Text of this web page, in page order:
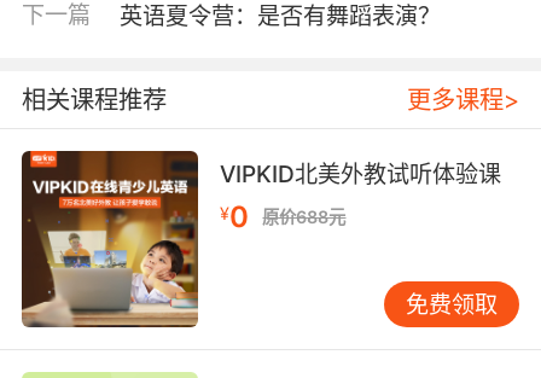
于学生英语综合应用能力的提升。课程涵盖了听
块。通过引入原版英文电影、TED演讲等多样化
材料，提升学生的听力理解能力；组织角色扮
演、辩论赛等活动，鼓励学生开口说英语，增强
口语表达自信；精选英文原著片段进行精读分
析，提高阅读速度与深度；同时，通过写作工作
坊，指导学生如何构思文章、运用高级句型，提
升写作水平。
实践证明，这种全方位的技能训练能够显著提升
下一篇 英语夏令营：是否有舞蹈表演？
相关课程推荐 更多课程>
VIPKID北美外教试听体验课
¥0 原价688元
免费领取